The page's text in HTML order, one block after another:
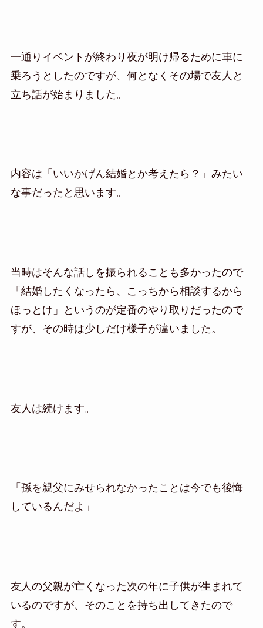
一通りイベントが終わり夜が明け帰るために車に
乗ろうとしたのですが、何となくその場で友人と
立ち話が始まりました。
内容は「いいかげん結婚とか考えたら？」みたい
な事だったと思います。
当時はそんな話しを振られることも多かったので
「結婚したくなったら、こっちから相談するから
ほっとけ」というのが定番のやり取りだったので
すが、その時は少しだけ様子が違いました。
友人は続けます。
「孫を親父にみせられなかったことは今でも後悔
しているんだよ」
友人の父親が亡くなった次の年に子供が生まれて
いるのですが、そのことを持ち出してきたので
す。